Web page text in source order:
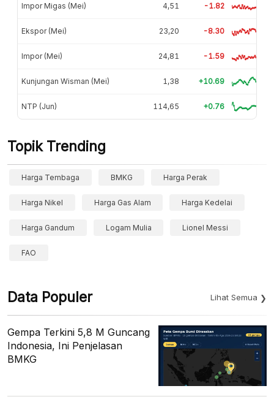
Impor Migas (Mei) 4,51 -1.82
Ekspor (Mei) 23,20 -8.30
Impor (Mei) 24,81 -1.59
Kunjungan Wisman (Mei) 1,38 +10.69
NTP (Jun) 114,65 +0.76
Topik Trending
Harga Tembaga BMKG Harga Perak
Harga Nikel Harga Gas Alam Harga Kedelai
Harga Gandum Logam Mulia Lionel Messi
FAO
Data Populer Lihat Semua
Gempa Terkini 5,8 M Guncang
Indonesia, Ini Penjelasan
BMKG